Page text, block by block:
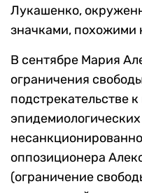
Лукашенко,
значками, похожими
В сентябре Мария
ограничения
подстрекательстве
оппозиционера
(ограничение